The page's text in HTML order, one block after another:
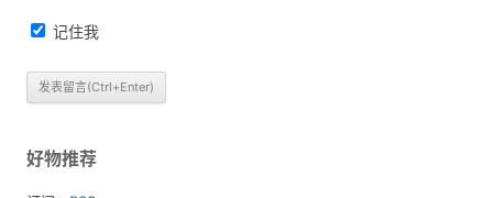
记住我
好物推荐